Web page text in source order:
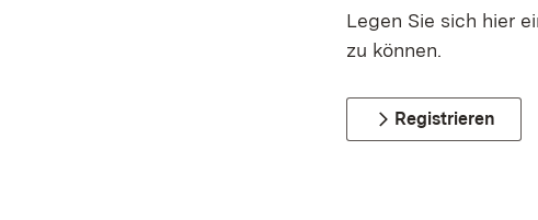
Legen Sie sich hier
zu können.
Registrieren